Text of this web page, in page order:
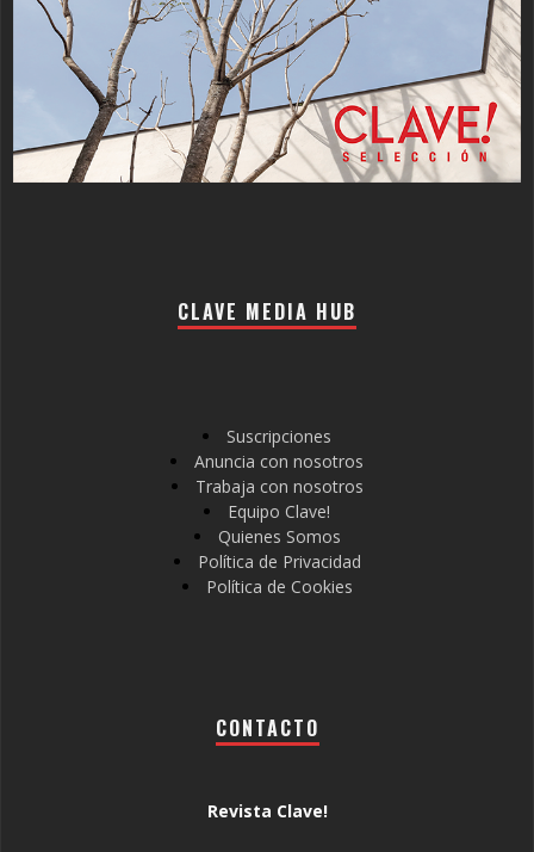
CLAVE MEDIA HUB
Suscripciones
Anuncia con nosotros
Trabaja con nosotros
Equipo Clave!
Quienes Somos
Política de Privacidad
Política de Cookies
CONTACTO
Revista Clave!